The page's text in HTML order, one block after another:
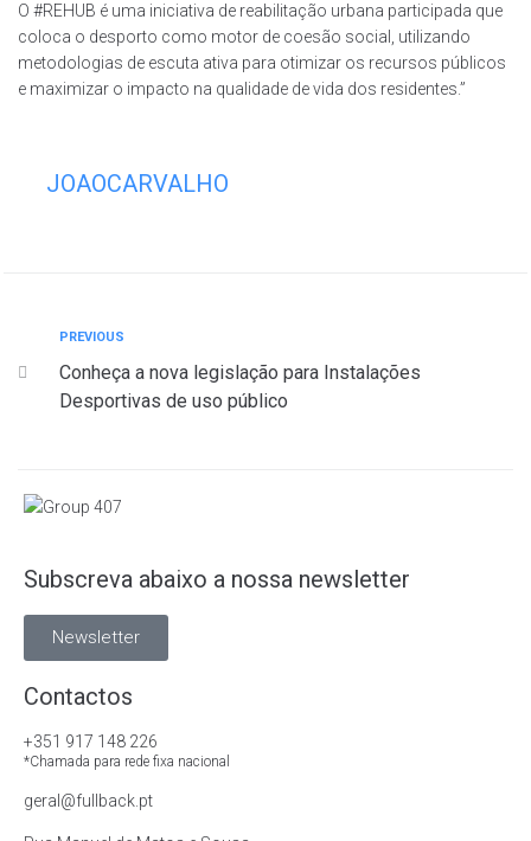
O #REHUB é uma iniciativa de reabilitação urbana participada que
coloca o desporto como motor de coesão social, utilizando
metodologias de escuta ativa para otimizar os recursos públicos
e maximizar o impacto na qualidade de vida dos residentes.”
JOAOCARVALHO
PREVIOUS
Conheça a nova legislação para Instalações
Desportivas de uso público
Contactos
+351 917 148 226
*Chamada para rede fixa nacional
geral@fullback.pt
Subscreva abaixo a nossa newsletter
Newsletter